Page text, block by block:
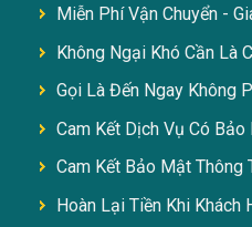
Miễn Phí Vận Chuyển -
Không Ngại Khó Cần Là
Gọi Là Đến Ngay Không
Cam Kết Dịch Vụ Có Bảo
Cam Kết Bảo Mật Thông
Hoàn Lại Tiền Khi Khách